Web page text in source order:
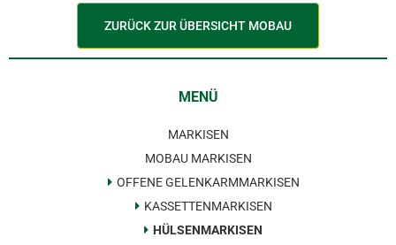
MENÜ
MARKISEN
MOBAU MARKISEN
OFFENE GELENKARMMARKISEN
KASSETTENMARKISEN
HÜLSENMARKISEN
ZURÜCK ZUR ÜBERSICHT MOBAU